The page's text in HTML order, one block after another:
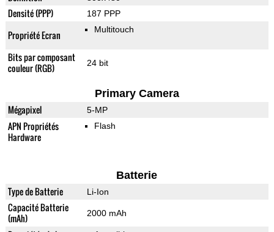
Densité (PPP) 187 PPP
Propriété Ecran Multitouch
Bits par composant
couleur (RGB)
24 bit
Primary Camera
Mégapixel 5-MP
APN Propriétés
Hardware
Flash
Batterie
Type de Batterie Li-Ion
Capacité Batterie
(mAh)
2000 mAh